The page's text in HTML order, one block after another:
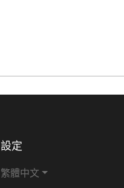
設定
繁體中文